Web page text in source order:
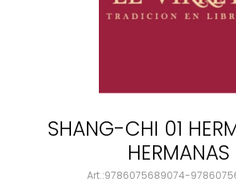
SHANG-CHI 01 HERMANOS Y
HERMANAS
9786075689074-